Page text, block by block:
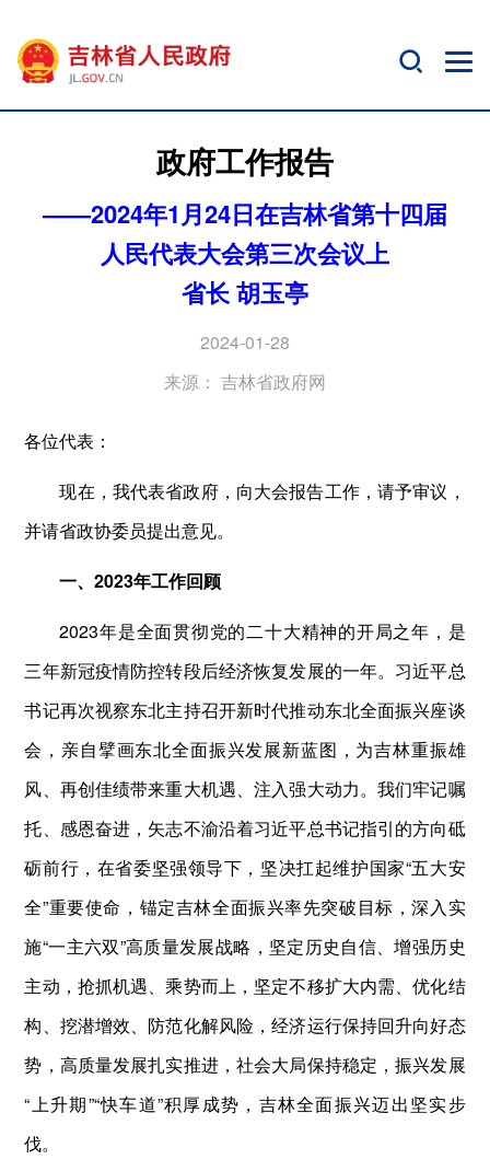
政府工作报告
——2024年1月24日在吉林省第十四届
人民代表大会第三次会议上
省长 胡玉亭
2024-01-28
来源： 吉林省政府网
各位代表：
现在，我代表省政府，向大会报告工作，请予审议，
并请省政协委员提出意见。
一、2023年工作回顾
2023年是全面贯彻党的二十大精神的开局之年，是
三年新冠疫情防控转段后经济恢复发展的一年。习近平总
书记再次视察东北主持召开新时代推动东北全面振兴座谈
会，亲自擘画东北全面振兴发展新蓝图，为吉林重振雄
风、再创佳绩带来重大机遇、注入强大动力。我们牢记嘱
托、感恩奋进，矢志不渝沿着习近平总书记指引的方向砥
砺前行，在省委坚强领导下，坚决扛起维护国家“五大安
全”重要使命，锚定吉林全面振兴率先突破目标，深入实
施“一主六双”高质量发展战略，坚定历史自信、增强历史
主动，抢抓机遇、乘势而上，坚定不移扩大内需、优化结
构、挖潜增效、防范化解风险，经济运行保持回升向好态
势，高质量发展扎实推进，社会大局保持稳定，振兴发展
“上升期”“快车道”积厚成势，吉林全面振兴迈出坚实步
伐。